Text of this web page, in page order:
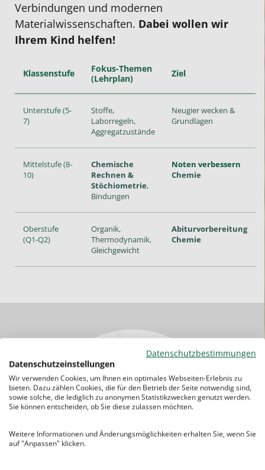
Verbindungen und modernen
Materialwissenschaften. Dabei wollen wir
Ihrem Kind helfen!
Klassenstufe
Fokus-Themen
(Lehrplan)
Ziel
Unterstufe (5-
7)
Stoffe,
Laborregeln,
Aggregatzustände
Neugier wecken &
Grundlagen
Mittelstufe (8-
10)
Chemische
Rechnen &
Stöchiometrie,
Bindungen
Noten verbessern
Chemie
Oberstufe
(Q1-Q2)
Organik,
Thermodynamik,
Gleichgewicht
Abiturvorbereitung
Chemie
Datenschutzbestimmungen
Datenschutzeinstellungen
Wir verwenden Cookies, um Ihnen ein optimales Webseiten-Erlebnis zu
bieten. Dazu zählen Cookies, die für den Betrieb der Seite notwendig sind,
sowie solche, die lediglich zu anonymen Statistikzwecken genutzt werden.
Sie können entscheiden, ob Sie diese zulassen möchten.
Weitere Informationen und Änderungsmöglichkeiten erhalten Sie, wenn Sie
auf "Anpassen" klicken.